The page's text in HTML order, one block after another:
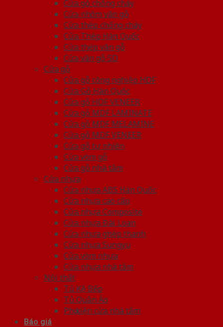
Cửa gỗ chống cháy
Cửa nhôm vân gỗ
Cửa thép chống cháy
Cửa Thép Hàn Quốc
Cửa thép vân gỗ
Cửa vân gỗ 5D
Cửa gỗ
Cửa gỗ công nghiệp HDF
Cửa Gỗ Hàn Quốc
Cửa gỗ HDF VENEER
Cửa gỗ MDF LAMINATE
Cửa gỗ MDF MELAMINE
Cửa gỗ MDF VENEER
Cửa gỗ tự nhiên
Cửa vòm gỗ
Cửa gỗ nhà tắm
Cửa nhựa
Cửa nhựa ABS Hàn Quốc
Cửa nhựa cao cấp
Cửa nhựa Composite
Cửa nhựa Đài Loan
Cửa nhựa ghép thanh
Cửa nhựa Sungyu
Cửa vòm nhựa
Cửa nhựa nhà tắm
Nội thất
Tủ Kệ Bếp
Tủ Quần Áo
Phụ kiện cửa nhà tắm
Báo giá